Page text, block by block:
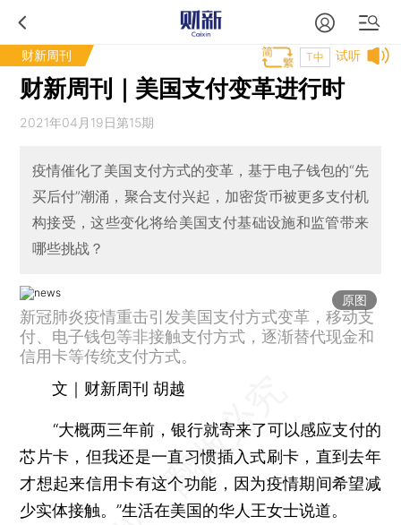
财新周刊 试听
T中
财新周刊｜美国支付变革进行时
2021年04月19日第15期
疫情催化了美国支付方式的变革，基于电子钱包的“先
买后付”潮涌，聚合支付兴起，加密货币被更多支付机
构接受，这些变化将给美国支付基础设施和监管带来
哪些挑战？
原图
新冠肺炎疫情重击引发美国支付方式变革，移动支
付、电子钱包等非接触支付方式，逐渐替代现金和
信用卡等传统支付方式。
文｜财新周刊 胡越
“大概两三年前，银行就寄来了可以感应支付的
芯片卡，但我还是一直习惯插入式刷卡，直到去年
才想起来信用卡有这个功能，因为疫情期间希望减
少实体接触。”生活在美国的华人王女士说道。